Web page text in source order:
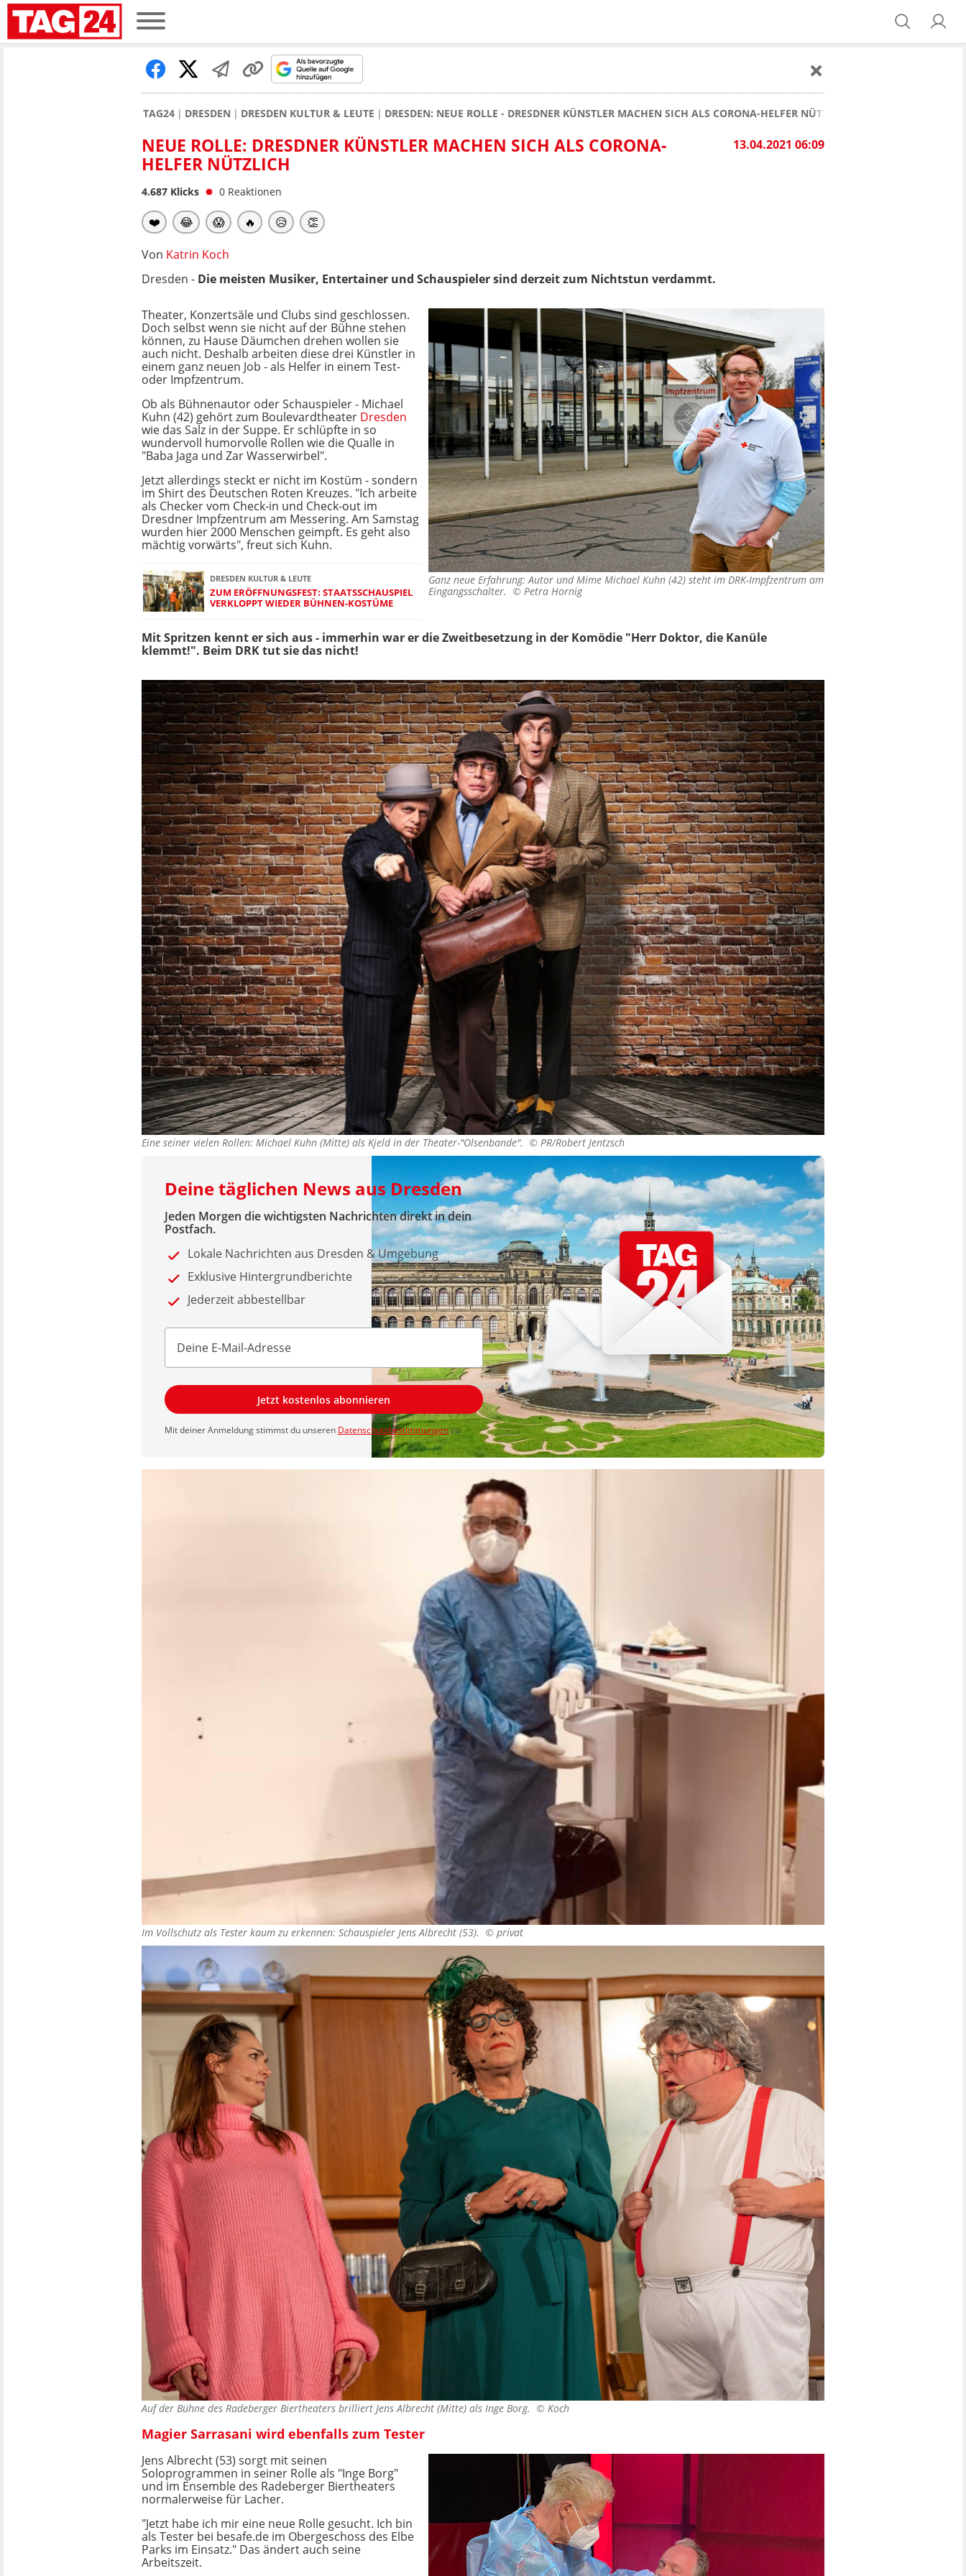
TAG24 DRESDEN DRESDEN KULTUR & LEUTE DRESDEN: NEUE ROLLE - DRESDNER KÜNSTLER MACHEN SICH ALS CORONA-HELFER NÜTZLICH
13.04.2021 06:09
NEUE ROLLE: DRESDNER KÜNSTLER MACHEN SICH ALS CORONA-
HELFER NÜTZLICH
4.687 Klicks 0 Reaktionen
❤️ 😂 😱 🔥 😥 👏
Von Katrin Koch
Dresden - Die meisten Musiker, Entertainer und Schauspieler sind derzeit zum Nichtstun verdammt.
Ganz neue Erfahrung: Autor und Mime Michael Kuhn (42) steht im DRK-Impfzentrum am
Eingangsschalter. © Petra Hornig
Theater, Konzertsäle und Clubs sind geschlossen.
Doch selbst wenn sie nicht auf der Bühne stehen
können, zu Hause Däumchen drehen wollen sie
auch nicht. Deshalb arbeiten diese drei Künstler in
einem ganz neuen Job - als Helfer in einem Test-
oder Impfzentrum.
Ob als Bühnenautor oder Schauspieler - Michael
Kuhn (42) gehört zum Boulevardtheater Dresden
wie das Salz in der Suppe. Er schlüpfte in so
wundervoll humorvolle Rollen wie die Qualle in
"Baba Jaga und Zar Wasserwirbel".
Jetzt allerdings steckt er nicht im Kostüm - sondern
im Shirt des Deutschen Roten Kreuzes. "Ich arbeite
als Checker vom Check-in und Check-out im
Dresdner Impfzentrum am Messering. Am Samstag
wurden hier 2000 Menschen geimpft. Es geht also
mächtig vorwärts", freut sich Kuhn.
DRESDEN KULTUR & LEUTE
ZUM ERÖFFNUNGSFEST: STAATSSCHAUSPIEL
VERKLOPPT WIEDER BÜHNEN-KOSTÜME
Mit Spritzen kennt er sich aus - immerhin war er die Zweitbesetzung in der Komödie "Herr Doktor, die Kanüle
klemmt!". Beim DRK tut sie das nicht!
Eine seiner vielen Rollen: Michael Kuhn (Mitte) als Kjeld in der Theater-"Olsenbande". © PR/Robert Jentzsch
Deine täglichen News aus Dresden
Jeden Morgen die wichtigsten Nachrichten direkt in dein
Postfach.
Lokale Nachrichten aus Dresden & Umgebung
Exklusive Hintergrundberichte
Jederzeit abbestellbar
Jetzt kostenlos abonnieren
Mit deiner Anmeldung stimmst du unseren Datenschutzbestimmungenzu.
Im Vollschutz als Tester kaum zu erkennen: Schauspieler Jens Albrecht (53). © privat
Auf der Bühne des Radeberger Biertheaters brilliert Jens Albrecht (Mitte) als Inge Borg. © Koch
Magier Sarrasani wird ebenfalls zum Tester
Jens Albrecht (53) sorgt mit seinen
Soloprogrammen in seiner Rolle als "Inge Borg"
und im Ensemble des Radeberger Biertheaters
normalerweise für Lacher.
"Jetzt habe ich mir eine neue Rolle gesucht. Ich bin
als Tester bei besafe.de im Obergeschoss des Elbe
Parks im Einsatz." Das ändert auch seine
Arbeitszeit.